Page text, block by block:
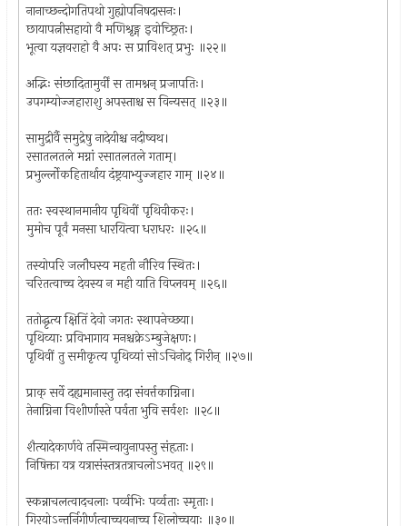
नानाच्छन्दोगतिपथो गुह्योपनिषदासनः।
छायापत्नीसहायो वै मणिश्रृङ्ग इवोच्छ्रितः।
भूत्वा यज्ञवराहो वै अपः स प्राविशत् प्रभुः ॥२२॥
अद्भिः संछादितामुर्वीं स तामश्नन् प्रजापतिः।
उपगम्योज्जहाराशु अपस्ताश्च स विन्यसत् ॥२३॥
सामुद्रीर्वै समुद्रेषु नादेयीश्च नदीष्वथ।
रसातलतले मग्नां रसातलतले गताम्।
प्रभुर्ल्लोकहितार्थाय दंष्ट्रयाभ्युज्जहार गाम् ॥२४॥
ततः स्वस्थानमानीय पृथिवीं पृथिवीकरः।
मुमोच पूर्वं मनसा धारयित्वा धराधरः ॥२५॥
तस्योपरि जलौघस्य महती नौरिव स्थितः।
चरितत्वाच्च देवस्य न मही याति विप्लवम् ॥२६॥
ततोद्धृत्य क्षितिं देवो जगतः स्थापनेच्छया।
पृथिव्याः प्रविभागाय मनश्चक्रेऽम्बुजेक्षणः।
पृथिवीं तु समीकृत्य पृथिव्यां सोऽचिनोद् गिरीन् ॥२७॥
प्राक् सर्वे दह्यमानास्तु तदा संवर्त्तकाग्निना।
तेनाग्निना विशीर्णास्ते पर्वता भुवि सर्वशः ॥२८॥
शैत्यादेकार्णवे तस्मिन्वायुनापस्तु संहृताः।
निषिक्ता यत्र यत्रासंस्तत्रतत्राचलोऽभवत् ॥२९॥
स्कन्नाचलत्वादचलाः पर्व्वभिः पर्व्वताः स्मृताः।
गिरयोऽन्तर्निगीर्णत्वाच्चयनाच्च शिलोच्चयाः ॥३०॥